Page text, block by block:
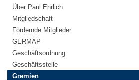
Über Paul Ehrlich
Mitgliedschaft
Fördernde Mitglieder
GERMAP
Geschäftsordnung
Geschäftsstelle
Gremien